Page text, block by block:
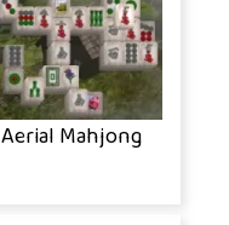
Aerial Mahjong